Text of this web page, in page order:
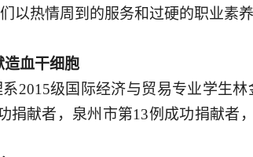
以热情周到的服务和过硬的职业素
造血干细胞
2015级国际经济与贸易专业学生
捐献者，泉州市第13例成功捐献者